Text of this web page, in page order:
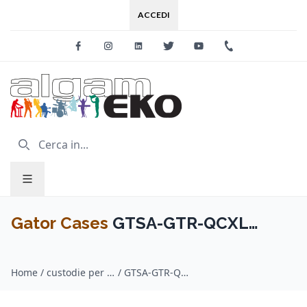
ACCEDI
FacebookInstagramLinkedinTwitter Youtube
Gator Cases GTSA-GTR-QCXL
Cortex XL
Home / custodie per pedaliere / Gator Cases / GTSA-GTR-QCXL Custodia TSA ATA per Neural Quad Cortex XL